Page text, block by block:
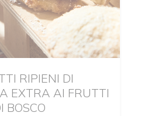
RIPIENI DI
EXTRA AI FRUTTI
BOSCO